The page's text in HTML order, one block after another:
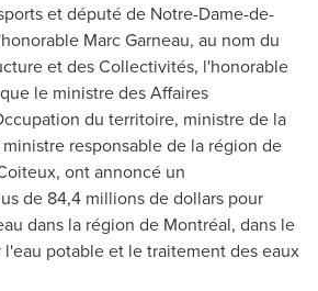
et député de Notre-Dame-de-
Marc Garneau, au nom du
et des Collectivités, l'honorable
le ministre des Affaires
du territoire, ministre de la
responsable de la région de
ont annoncé un
de 84,4 millions de dollars pour
dans la région de Montréal, dans le
potable et le traitement des eaux